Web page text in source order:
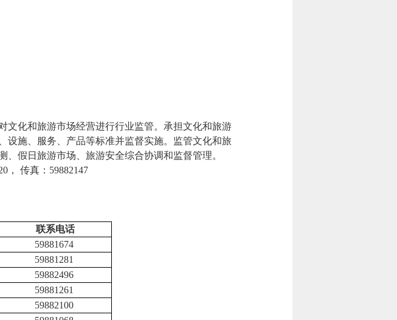
文化和旅游市场经营进行行业监管。承担文化和旅游
设施、服务、产品等标准并监督实施。监管文化和旅
假日旅游市场、旅游安全综合协调和监督管理。
， 传真：59882147
联系电话
59881674
59881281
59882496
59881261
59882100